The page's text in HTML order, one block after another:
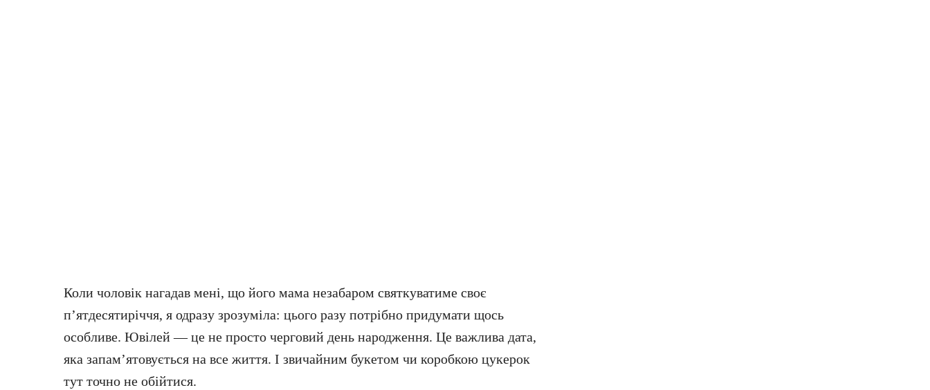
Коли чоловік нагадав мені, що його мама незабаром святкуватиме своє
п’ятдесятиріччя, я одразу зрозуміла: цього разу потрібно придумати щось
особливе. Ювілей — це не просто черговий день народження. Це важлива дата,
яка запам’ятовується на все життя. І звичайним букетом чи коробкою цукерок
тут точно не обійтися.